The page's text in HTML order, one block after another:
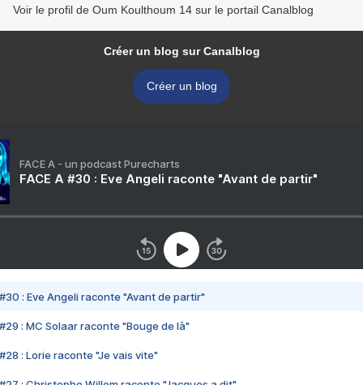
Voir le profil de Oum Koulthoum 14 sur le portail Canalblog
Créer un blog sur Canalblog
Créer un blog
FACE A - un podcast Purecharts
FACE A #30 : Eve Angeli raconte "Avant de partir"
#30 : Eve Angeli raconte "Avant de partir"
#29 : MC Solaar raconte "Bouge de là"
#28 : Lorie raconte "Je vais vite"